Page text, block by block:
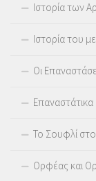
Ιστορία των
Ιστορία του
Οι
Επαναστάτικα
Το Σουφλί
Ορφέας και